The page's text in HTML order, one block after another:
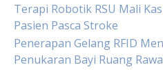
Terapi Robotik RSU Mali
Pasien Pasca Stroke
Penerapan Gelang RFID
Penukaran Bayi Ruang